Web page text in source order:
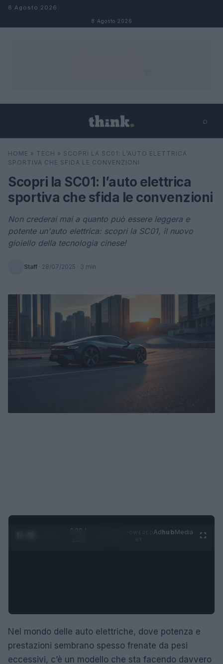
Salta al contenuto
8 Agosto 2026
8 Agosto 2026
⌕
Cerca
HOME » TECH » SCOPRI LA SC01: L’AUTO ELETTRICA
SPORTIVA CHE SFIDA LE CONVENZIONI
Scopri la SC01: l’auto elettrica
sportiva che sfida le convenzioni
Non crederai mai a quanto può essere leggera e
potente un'auto elettrica: scopri la SC01, il nuovo
gioiello della tecnologia cinese!
Staff · 28/07/2025 · 3 min
0:21 /
AdhubMedia
Nel mondo delle auto elettriche, dove potenza e
prestazioni sembrano spesso frenate da pesi
eccessivi, c’è un modello che sta facendo davvero